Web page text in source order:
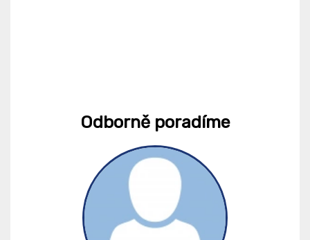
Odborně poradíme